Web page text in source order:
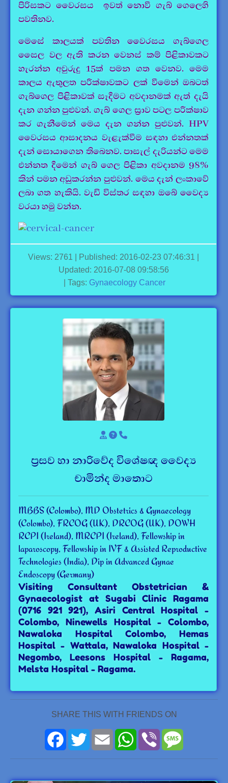
පිරිසකට වෛරසය ඉවත් නොවී ගැබ් ගෙලෙහි
පවතිනව.
මෙසේ කාලයක් පවතින වෛරසය ගැබ්ගෙල
සෛල වල ඇති කරන වෙනස් කම් පිළිකාවකට
හැරන්න අවුරුදු 15ක් පමන ගත වෙනව. මෙම
කාලය ඇතුලත පරීක්ෂාවකට ලක් වීමෙන් ඔබටත්
ගැබ්ගෙල පිළිකාවක් සෑදීමට අවදානමක් ඇත් දැයි
දැන ගන්න පුළුවන්. ගැබ් ගෙල ස්‍රාව පටල පරීක්ෂාව
කර ගැනීමෙන් මෙය දැන ගන්න පුළුවන්. HPV
වෛරසය ආසාදනය වැළැක්වීම සඳහා එන්නතක්
දැන් සොයාගෙන තිබෙනව. පාසැල් දැරියන්ට මෙම
එන්නත දීමෙන් ගැබ් ගෙල පිළිකා අවදානම 98%
කින් පමන අඩුකරන්න පුළුවන්. මෙය දැන් ලංකාවේ
ලබා ගත හැකියි. වැඩි විස්තර සඳහා ඔබේ වෛද්‍ය
වරයා හමු වන්න.
Views: 2761 | Published: 2016-02-23 07:46:31 |
Updated: 2016-07-08 09:58:56
| Tags: Gynaecology Cancer
ප්‍රසව හා නාරිවේද විශේෂඥ වෛද්‍ය
චාමින්ද මාතොට
MBBS (Colombo), MD Obstetrics & Gynaecology
(Colombo), FRCOG (UK), DRCOG (UK), DOWH
RCPI (Ireland), MRCPI (Ireland), Fellowship in
laparoscopy, Fellowship in IVF & Assisted Reproductive
Technologies (India), Dip in Advanced Gynae
Endoscopy (Germany)
Visiting Consultant Obstetrician &
Gynaecologist at Sugabi Clinic Ragama
(0716 921 921), Asiri Central Hospital -
Colombo, Ninewells Hospital - Colombo,
Nawaloka Hospital Colombo, Hemas
Hospital - Wattala, Nawaloka Hospital -
Negombo, Leesons Hospital - Ragama,
Melsta Hospital - Ragama.
SHARE THIS WITH FRIENDS ON
FacebookTwitter Email WhatsApp
Viber